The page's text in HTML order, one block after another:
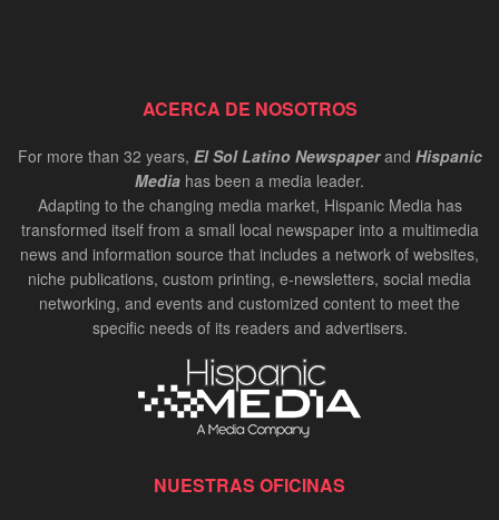
ACERCA DE NOSOTROS
For more than 32 years, El Sol Latino Newspaperand Hispanic
Media has been a media leader.
Adapting to the changing media market, Hispanic Media has
transformed itself from a small local newspaper into a multimedia
news and information source that includes a network of websites,
niche publications, custom printing, e-newsletters, social media
networking, and events and customized content to meet the
specific needs of its readers and advertisers.
NUESTRAS OFICINAS